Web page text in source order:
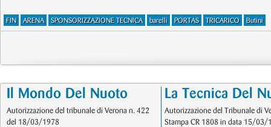
FIN ARENA SPONSORIZZAZIONE TECNICA barelli PORTAS TRICARICO Butini
Il Mondo Del Nuoto
Autorizzazione del tribunale di Verona n. 422
del 18/03/1978
La Tecnica Del
Autorizzazione del Tribunale di
Stampa CR 1808 in data 15/03/